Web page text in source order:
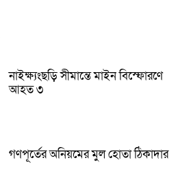
নাইক্ষ্যংছড়ি সীমান্তে মাইন বিস্ফোরণে
আহত ৩
গণপূর্তের অনিয়মের মুল হোতা ঠিকাদার